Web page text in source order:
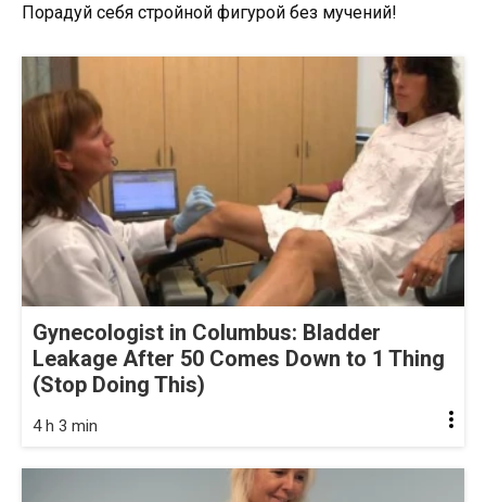
Порадуй себя стройной фигурой без мучений!
Gynecologist in Columbus: Bladder
Leakage After 50 Comes Down to 1 Thing
(Stop Doing This)
4 h 3 min